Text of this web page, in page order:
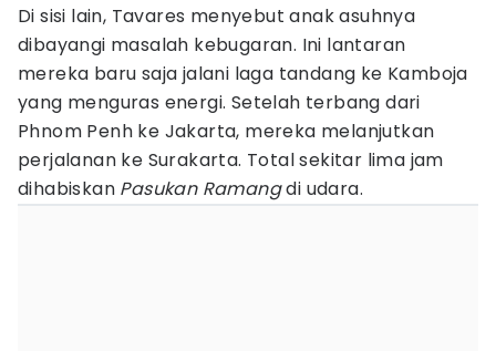
Di sisi lain, Tavares menyebut anak asuhnya
dibayangi masalah kebugaran. Ini lantaran
mereka baru saja jalani laga tandang ke Kamboja
yang menguras energi. Setelah terbang dari
Phnom Penh ke Jakarta, mereka melanjutkan
perjalanan ke Surakarta. Total sekitar lima jam
dihabiskan Pasukan Ramangdi udara.